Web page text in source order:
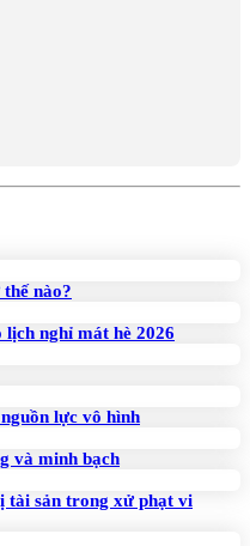
nào?
nghỉ mát hè 2026
lực vô hình
và minh bạch
tài sản trong xử phạt vi